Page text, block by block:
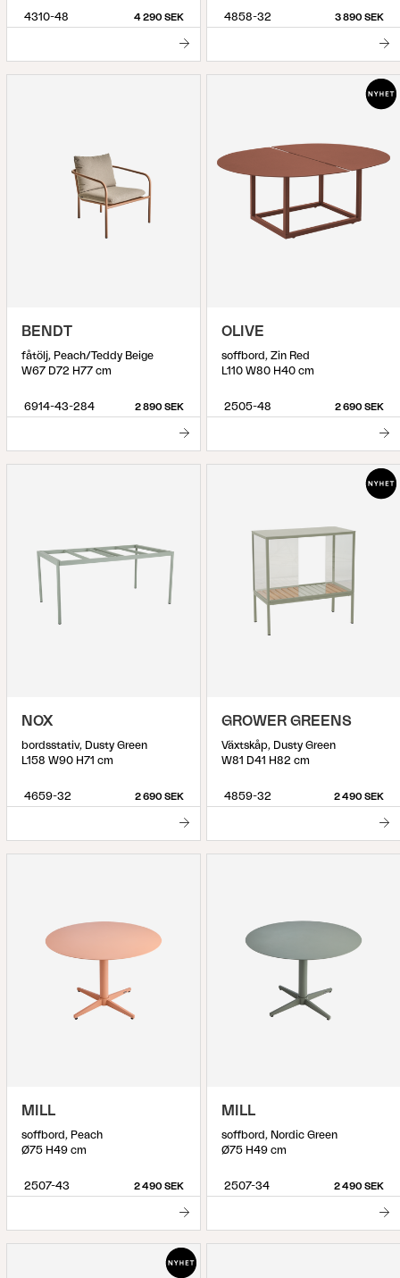
4310-48 4 290 SEK 4858-32 3 890 SEK
BENDT
fåtölj, Peach/Teddy Beige
W67 D72 H77 cm
6914-43-284 2 890 SEK
OLIVE
soffbord, Zin Red
L110 W80 H40 cm
2505-48 2 690 SEK
NOX
bordsstativ, Dusty Green
L158 W90 H71 cm
4659-32 2 690 SEK
GROWER GREENS
Växtskåp, Dusty Green
W81 D41 H82 cm
4859-32 2 490 SEK
MILL
soffbord, Peach
Ø75 H49 cm
2507-43 2 490 SEK
MILL
soffbord, Nordic Green
Ø75 H49 cm
2507-34 2 490 SEK